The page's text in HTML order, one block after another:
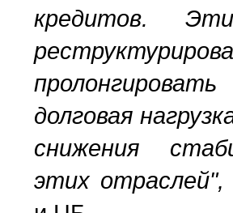
кредитов.
долговая
снижения
этих отраслей",